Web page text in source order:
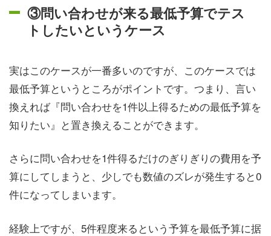
③問い合わせが来る最低予算でテス
トしたいというケース
実はこのケースが一番多いのですが、このケースでは
最低予算というところがポイントです。つまり、言い
換えれば『問い合わせを1件以上得るための最低予算を
知りたい』と置き換えることができます。
さらに問い合わせを1件得るだけのぎりぎりの費用を予
算にしてしまうと、少しでも数値のズレが発生すると0
件になってしまいます。
経験上ですが、5件程度来るという予算を最低予算に据